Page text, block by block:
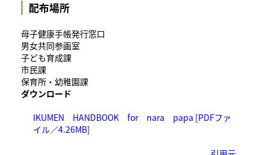
配布場所
母子健康手帳発行窓口
男女共同参画室
子ども育成課
市民課
保育所・幼稚園課
ダウンロード
IKUMEN HANDBOOK for nara papa [PDFファ
イル／4.26MB]